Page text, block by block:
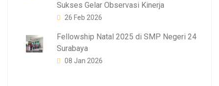
Sukses Gelar Observasi Kinerja
26 Feb 2026
Fellowship Natal 2025 di SMP Negeri 24
Surabaya
08 Jan 2026